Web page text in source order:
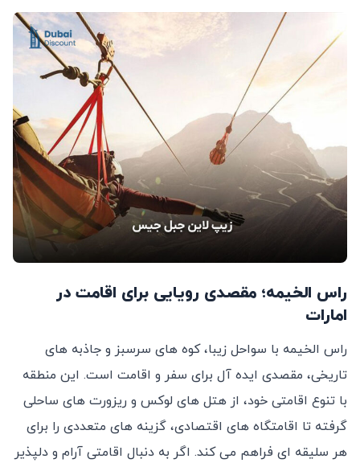
راس الخیمه؛ مقصدی رویایی برای اقامت در
امارات
راس الخیمه با سواحل زیبا، کوه‌ های سرسبز و جاذبه‌ های
تاریخی، مقصدی ایده‌ آل برای سفر و اقامت است. این منطقه
با تنوع اقامتی خود، از هتل‌ های لوکس و ریزورت‌ های ساحلی
گرفته تا اقامتگاه‌ های اقتصادی، گزینه‌ های متعددی را برای
هر سلیقه ‌ای فراهم می ‌کند. اگر به دنبال اقامتی آرام و دلپذیر